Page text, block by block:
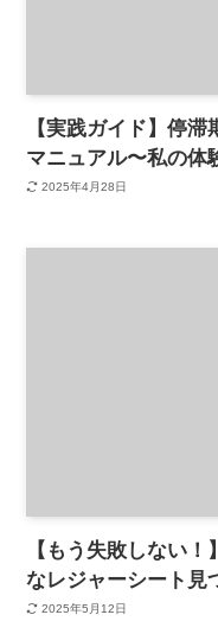
【実践ガイド】停
マニュアル〜私の体
2025年4月28日
【もう失敗しない
なレジャーシート見
2025年5月12日